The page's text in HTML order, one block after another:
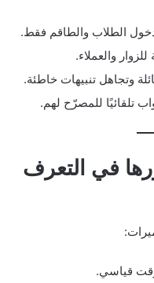
الطلاب والطاقم فقط.
والعملاء.
وتجاهل تنبيهات خاطئة.
تلقائيًا للمصرّح لهم.
في التعرف
وقت قياسي.